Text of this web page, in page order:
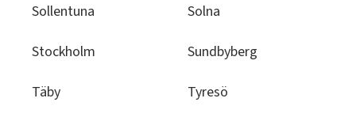
Sollentuna Solna
Stockholm Sundbyberg
Täby Tyresö